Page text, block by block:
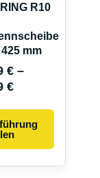
R10
425 mm
€ –
€